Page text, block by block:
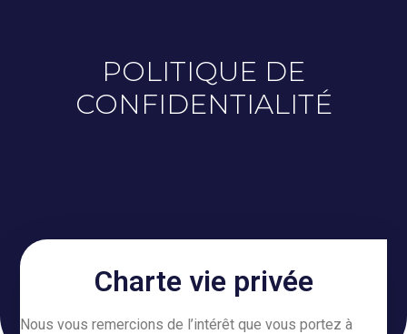
POLITIQUE DE
CONFIDENTIALITÉ
Charte vie privée
Nous vous remercions de l’intérêt que vous portez à